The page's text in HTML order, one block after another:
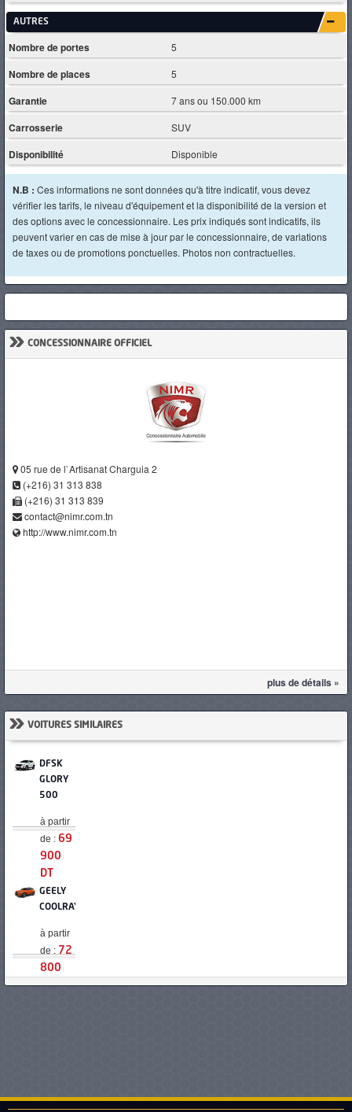
AUTRES
Nombre de portes 5
Nombre de places 5
Garantie 7 ans ou 150.000 km
Carrosserie SUV
Disponibilité Disponible
N.B : Ces informations ne sont données qu'à titre indicatif, vous devez
vérifier les tarifs, le niveau d'équipement et la disponibilité de la version et
des options avec le concessionnaire. Les prix indiqués sont indicatifs, ils
peuvent varier en cas de mise à jour par le concessionnaire, de variations
de taxes ou de promotions ponctuelles. Photos non contractuelles.
» CONCESSIONNAIRE OFFICIEL
05 rue de l`Artisanat Charguia 2
(+216) 31 313 838
(+216) 31 313 839
contact@nimr.com.tn
http://www.nimr.com.tn
plus de détails »
» VOITURES SIMILAIRES
DFSK
GLORY
500
à partir
de : 69
900
DT
GEELY
COOLRAY
à partir
de : 72
800
DT
DT